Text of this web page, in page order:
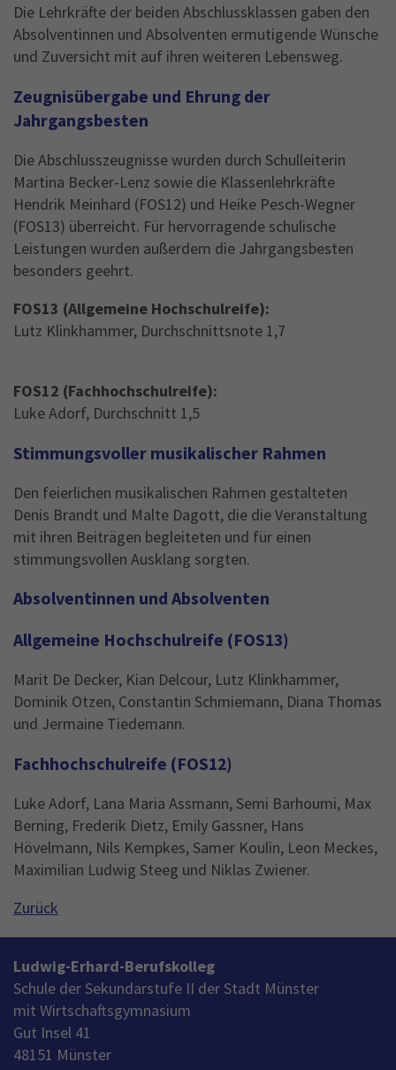
Die Lehrkräfte der beiden Abschlussklassen gaben den
Absolventinnen und Absolventen ermutigende Wünsche
und Zuversicht mit auf ihren weiteren Lebensweg.
Zeugnisübergabe und Ehrung der
Jahrgangsbesten
Die Abschlusszeugnisse wurden durch Schulleiterin
Martina Becker-Lenz sowie die Klassenlehrkräfte
Hendrik Meinhard (FOS12) und Heike Pesch-Wegner
(FOS13) überreicht. Für hervorragende schulische
Leistungen wurden außerdem die Jahrgangsbesten
besonders geehrt.
FOS13 (Allgemeine Hochschulreife):
Lutz Klinkhammer, Durchschnittsnote 1,7
FOS12 (Fachhochschulreife):
Luke Adorf, Durchschnitt 1,5
Stimmungsvoller musikalischer Rahmen
Den feierlichen musikalischen Rahmen gestalteten
Denis Brandt und Malte Dagott, die die Veranstaltung
mit ihren Beiträgen begleiteten und für einen
stimmungsvollen Ausklang sorgten.
Absolventinnen und Absolventen
Allgemeine Hochschulreife (FOS13)
Marit De Decker, Kian Delcour, Lutz Klinkhammer,
Dominik Otzen, Constantin Schmiemann, Diana Thomas
und Jermaine Tiedemann.
Fachhochschulreife (FOS12)
Luke Adorf, Lana Maria Assmann, Semi Barhoumi, Max
Berning, Frederik Dietz, Emily Gassner, Hans
Hövelmann, Nils Kempkes, Samer Koulin, Leon Meckes,
Maximilian Ludwig Steeg und Niklas Zwiener.
Zurück
Ludwig-Erhard-Berufskolleg
Schule der Sekundarstufe II der Stadt Münster
mit Wirtschaftsgymnasium
Gut Insel 41
48151 Münster